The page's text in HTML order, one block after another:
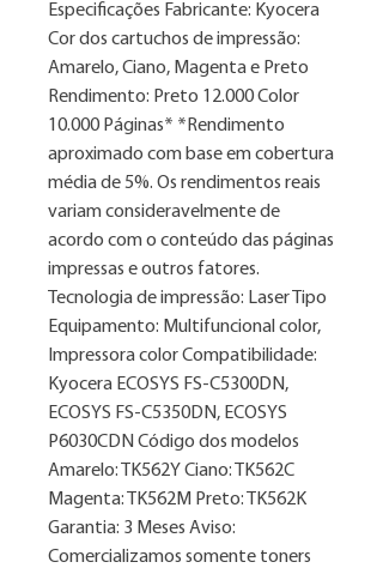
Especificações Fabricante: Kyocera
Cor dos cartuchos de impressão:
Amarelo, Ciano, Magenta e Preto
Rendimento: Preto 12.000 Color
10.000 Páginas* *Rendimento
aproximado com base em cobertura
média de 5%. Os rendimentos reais
variam consideravelmente de
acordo com o conteúdo das páginas
impressas e outros fatores.
Tecnologia de impressão: Laser Tipo
Equipamento: Multifuncional color,
Impressora color Compatibilidade:
Kyocera ECOSYS FS-C5300DN,
ECOSYS FS-C5350DN, ECOSYS
P6030CDN Código dos modelos
Amarelo: TK562Y Ciano: TK562C
Magenta: TK562M Preto: TK562K
Garantia: 3 Meses Aviso:
Comercializamos somente toners